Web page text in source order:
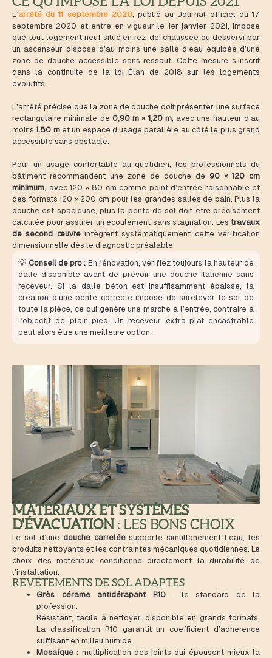
L’arrêté du 11 septembre 2020, publié au Journal officiel du 17
septembre 2020 et entré en vigueur le 1er janvier 2021, impose
que tout logement neuf situé en rez-de-chaussée ou desservi par
un ascenseur dispose d’au moins une salle d’eau équipée d’une
zone de douche accessible sans ressaut. Cette mesure s’inscrit
dans la continuité de la loi Élan de 2018 sur les logements
évolutifs.
L’arrêté précise que la zone de douche doit présenter une surface
rectangulaire minimale de 0,90 m × 1,20 m, avec une hauteur d’au
moins1,80 met un espace d’usage parallèle au côté le plus grand
accessible sans obstacle.
Pour un usage confortable au quotidien, les professionnels du
bâtiment recommandent une zone de douche de 90 × 120 cm
minimum, avec 120 × 80 cm comme point d’entrée raisonnable et
des formats 120 × 200 cm pour les grandes salles de bain. Plus la
douche est spacieuse, plus la pente de sol doit être précisément
calculée pour assurer un écoulement sans stagnation. Les travaux
de second œuvreintègrent systématiquement cette vérification
dimensionnelle dès le diagnostic préalable.
💡 Conseil de pro : En rénovation, vérifiez toujours la hauteur de
dalle disponible avant de prévoir une douche italienne sans
receveur. Si la dalle béton est insuffisamment épaisse, la
création d’une pente correcte impose de surélever le sol de
toute la pièce, ce qui génère une marche à l’entrée, contraire à
l’objectif de plain-pied. Un receveur extra-plat encastrable
peut alors être une meilleure option.
MATÉRIAUX ET SYSTÈMES
D'ÉVACUATION : LES BONS CHOIX
Le sol d’une douche carreléesupporte simultanément l’eau, les
produits nettoyants et les contraintes mécaniques quotidiennes. Le
choix des matériaux conditionne directement la durabilité de
l’installation.
REVETEMENTS DE SOL ADAPTES
Grès cérame antidérapant R10: le standard de la
profession.
Résistant, facile à nettoyer, disponible en grands formats.
La classification R10 garantit un coefficient d’adhérence
suffisant en milieu humide.
Mosaïque : multiplication des joints qui épousent mieux la